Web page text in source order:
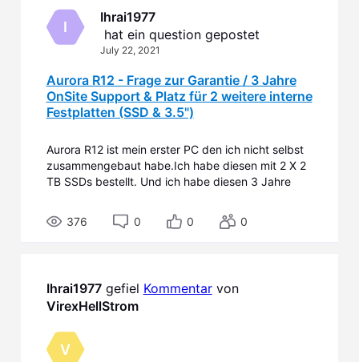
I
Ihrai1977
hat ein question gepostet
July 22, 2021
Aurora R12 - Frage zur Garantie / 3 Jahre
OnSite Support & Platz für 2 weitere interne
Festplatten (SSD & 3.5")
Aurora R12 ist mein erster PC den ich nicht selbst
zusammengebaut habe.Ich habe diesen mit 2 X 2
TB SSDs bestellt. Und ich habe diesen 3 Jahre
die Erfahrung mit solchen "Fertig gelieferten"
Systemen in Bezug auf zusätzliche Festplatten
376 0 0 0
Ihrai1977 gefiel Kommentar von
VirexHellStrom
V